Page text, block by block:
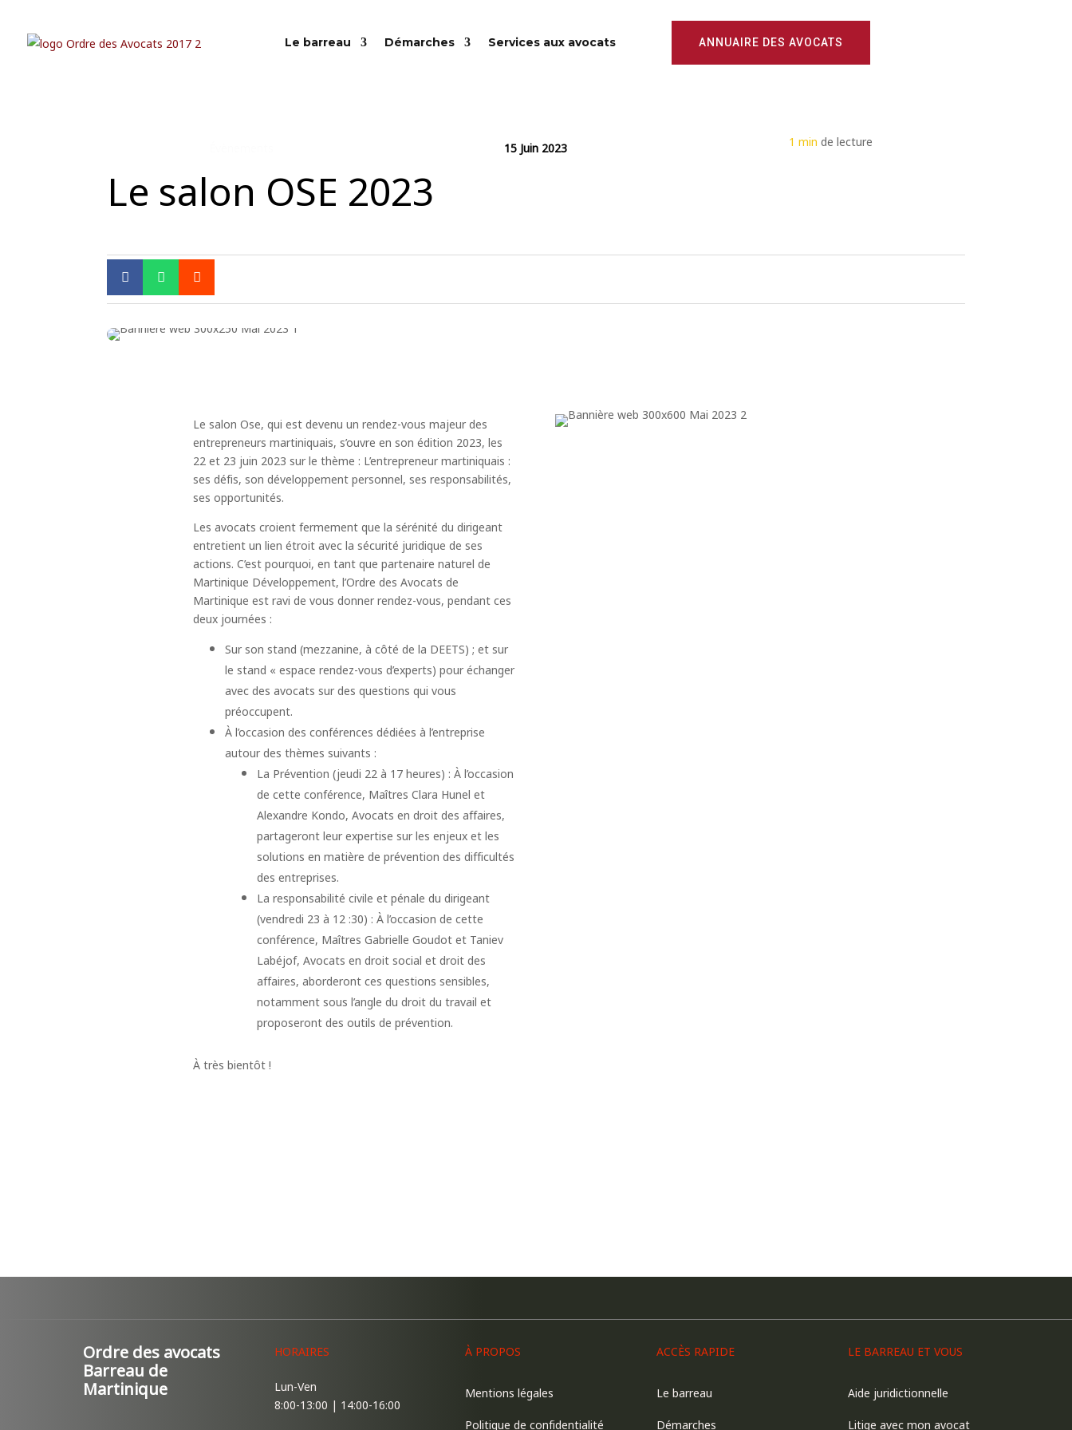
Le barreau Démarches Services aux avocats ANNUAIRE DES AVOCATS
15 Juin 2023 1 min de lecture
Le salon OSE 2023
  
Le salon Ose, qui est devenu un rendez-vous majeur des
entrepreneurs martiniquais, s’ouvre en son édition 2023, les
22 et 23 juin 2023 sur le thème : L’entrepreneur martiniquais :
ses défis, son développement personnel, ses responsabilités,
ses opportunités.
Les avocats croient fermement que la sérénité du dirigeant
entretient un lien étroit avec la sécurité juridique de ses
actions. C’est pourquoi, en tant que partenaire naturel de
Martinique Développement, l’Ordre des Avocats de
Martinique est ravi de vous donner rendez-vous, pendant ces
deux journées :
Sur son stand (mezzanine, à côté de la DEETS) ; et sur
le stand « espace rendez-vous d’experts) pour échanger
avec des avocats sur des questions qui vous
préoccupent.
À l’occasion des conférences dédiées à l’entreprise
autour des thèmes suivants :
La Prévention (jeudi 22 à 17 heures) : À l’occasion
de cette conférence, Maîtres Clara Hunel et
Alexandre Kondo, Avocats en droit des affaires,
partageront leur expertise sur les enjeux et les
solutions en matière de prévention des difficultés
des entreprises.
La responsabilité civile et pénale du dirigeant
(vendredi 23 à 12 :30) : À l’occasion de cette
conférence, Maîtres Gabrielle Goudot et Taniev
Labéjof, Avocats en droit social et droit des
affaires, aborderont ces questions sensibles,
notamment sous l’angle du droit du travail et
proposeront des outils de prévention.
À très bientôt !
Ordre des avocats
Barreau de
Martinique
HORAIRES
Lun-Ven
8:00-13:00 | 14:00-16:00
À PROPOS
Mentions légales
Politique de confidentialité
ACCÈS RAPIDE
Le barreau
Démarches
LE BARREAU ET VOUS
Aide juridictionnelle
Litige avec mon avocat